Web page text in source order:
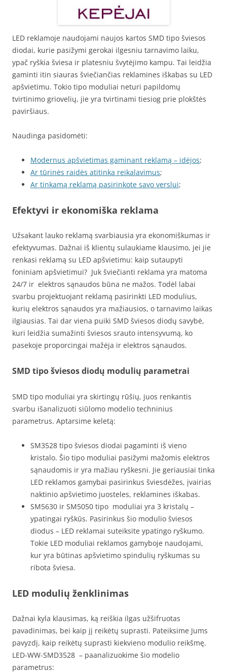
LED reklamoje naudojami naujos kartos SMD tipo šviesos
diodai, kurie pasižymi gerokai ilgesniu tarnavimo laiku,
ypač ryškia šviesa ir platesniu švytėjimo kampu. Tai leidžia
gaminti itin siauras šviečiančias reklamines iškabas su LED
apšvietimu. Tokio tipo moduliai neturi papildomų
tvirtinimo griovelių, jie yra tvirtinami tiesiog prie plokštės
paviršiaus.
Naudinga pasidomėti:
Modernus apšvietimas gaminant reklamą – idėjos;
Ar tūrinės raidės atitinka reikalavimus;
Ar tinkamą reklamą pasirinkote savo verslui;
Efektyvi ir ekonomiška reklama
Užsakant lauko reklamą svarbiausia yra ekonomiškumas ir
efektyvumas. Dažnai iš klientų sulaukiame klausimo, jei jie
renkasi reklamą su LED apšvietimu: kaip sutaupyti
foniniam apšvietimui? Juk šviečianti reklama yra matoma
24/7 ir elektros sąnaudos būna ne mažos. Todėl labai
svarbu projektuojant reklamą pasirinkti LED modulius,
kurių elektros sąnaudos yra mažiausios, o tarnavimo laikas
ilgiausias. Tai dar viena puiki SMD šviesos diodų savybė,
kuri leidžia sumažinti šviesos srauto intensyvumą, ko
pasekoje proporcingai mažėja ir elektros sąnaudos.
SMD tipo šviesos diodų modulių parametrai
SMD tipo moduliai yra skirtingų rūšių, juos renkantis
svarbu išanalizuoti siūlomo modelio techninius
parametrus. Aptarsime keletą:
SM3528 tipo šviesos diodai pagaminti iš vieno
kristalo. Šio tipo moduliai pasižymi mažomis elektros
sąnaudomis ir yra mažiau ryškesni. Jie geriausiai tinka
LED reklamos gamybai pasirinkus šviesdėžes, įvairias
naktinio apšvietimo juosteles, reklamines iškabas.
SM5630 ir SM5050 tipo moduliai yra 3 kristalų –
ypatingai ryškūs. Pasirinkus šio modulio šviesos
diodus – LED reklamai suteiksite ypatingo ryškumo.
Tokie LED moduliai reklamos gamyboje naudojami,
kur yra būtinas apšvietimo spindulių ryškumas su
ribota šviesa.
LED modulių ženklinimas
Dažnai kyla klausimas, ką reiškia ilgas užšifruotas
pavadinimas, bei kaip jį reikėtų suprasti. Pateiksime Jums
pavyzdį, kaip reikėtų suprasti kiekvieno modulio reikšmę.
LED-WW-SMD3528 – paanalizuokime šio modelio
parametrus: